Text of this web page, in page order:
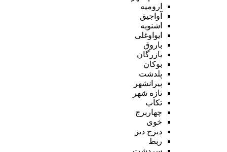
ارومیه
آواجیق
اشنویه
ایواوغلی
باروق
بازرگان
بوکان
پلدشت
پیرانشهر
تازه شهر
تکاب
چهاربرج
خوی
دیزج دیز
ربط